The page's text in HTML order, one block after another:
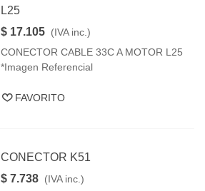
L25
$ 17.105 (IVA inc.)
CONECTOR CABLE 33C A MOTOR L25
*Imagen Referencial
FAVORITO
CONECTOR K51
$ 7.738 (IVA inc.)